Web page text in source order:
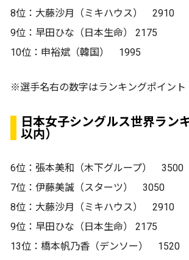
8位：大藤沙月（ミキハウス） 2910
9位：早田ひな（日本生命） 2175
10位：申裕斌（韓国） 1995
※選手名右の数字はランキングポイント
日本女子シングルス世界ラン
以内）
6位：張本美和（木下グループ） 3500
7位：伊藤美誠（スターツ） 3050
8位：大藤沙月（ミキハウス） 2910
9位：早田ひな（日本生命） 2175
13位：橋本帆乃香（デンソー） 1520